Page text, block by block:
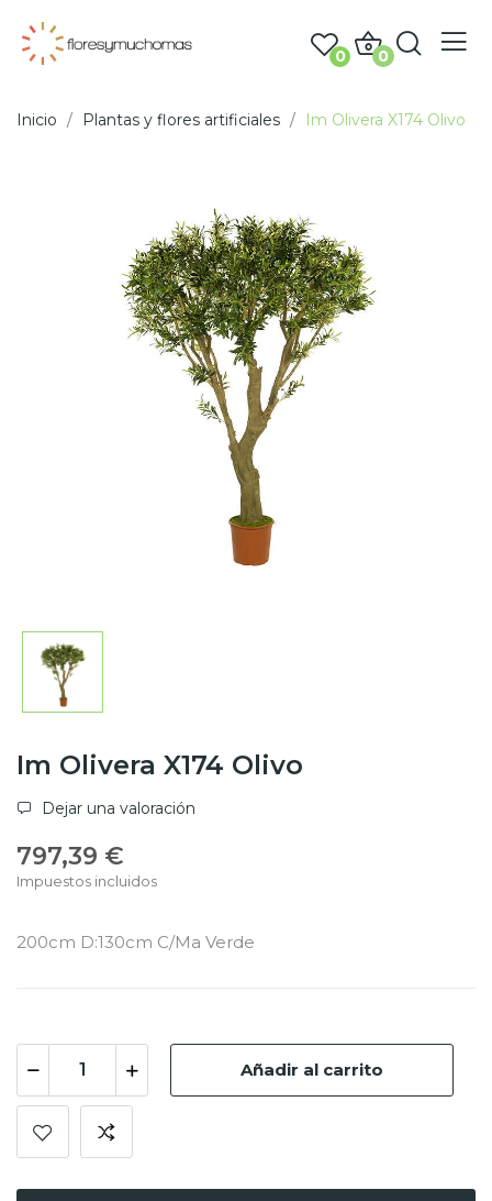
0 0
Inicio Plantas y flores artificiales Im Olivera X174 Olivo
Im Olivera X174 Olivo
Dejar una valoración
797,39 €
Impuestos incluidos
200cm D:130cm C/Ma Verde
Añadir al carrito